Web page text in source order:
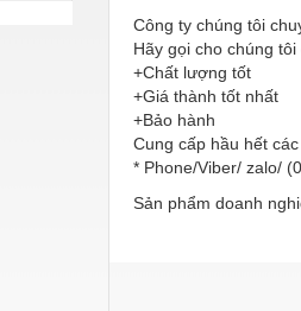
Công ty chúng tôi
Hãy gọi cho chúng
+Chất lượng tốt
+Giá thành tốt nhất
+Bảo hành
Cung cấp hầu hết
* Phone/Viber/ zalo/
Sản phẩm doanh